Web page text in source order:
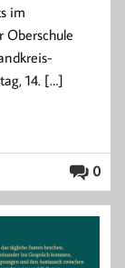
im
Oberschule
14. […]
0